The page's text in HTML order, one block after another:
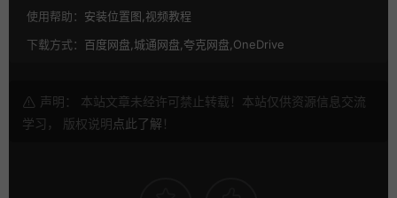
使用帮助： 安装位置图,视频教程
下载方式： 百度网盘,城通网盘,夸克网盘,OneDrive
声明： 本站文章未经许可禁止转载！本站仅供资源信息交流
学习， 版权说明点此了解 ！